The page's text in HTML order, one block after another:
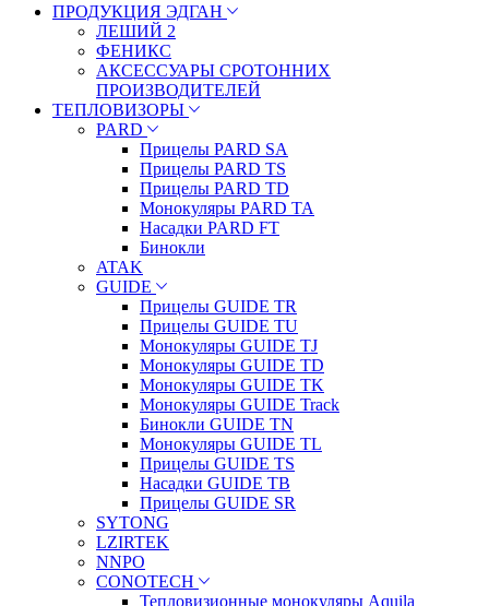
ПРОДУКЦИЯ ЭДГАН
ЛЕШИЙ 2
ФЕНИКС
АКСЕССУАРЫ СРОТОННИХ
ПРОИЗВОДИТЕЛЕЙ
ТЕПЛОВИЗОРЫ
PARD
Прицелы PARD SA
Прицелы PARD TS
Прицелы PARD TD
Монокуляры PARD TA
Насадки PARD FT
Бинокли
ATAK
GUIDE
Прицелы GUIDE TR
Прицелы GUIDE TU
Монокуляры GUIDE TJ
Монокуляры GUIDE TD
Монокуляры GUIDE TK
Монокуляры GUIDE Track
Бинокли GUIDE TN
Монокуляры GUIDE TL
Прицелы GUIDE TS
Насадки GUIDE TB
Прицелы GUIDE SR
SYTONG
LZIRTEK
NNPO
CONOTECH
Тепловизионные монокуляры Aquila